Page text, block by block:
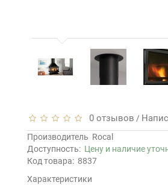
0 отзывов /
Производитель Rocal
Доступность: Цену и наличие
Код товара: 8837
Характеристики